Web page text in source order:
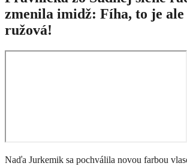
zmenila imidž: Fíha, to je
ružová!
Naďa Jurkemik sa pochválila novou farbou